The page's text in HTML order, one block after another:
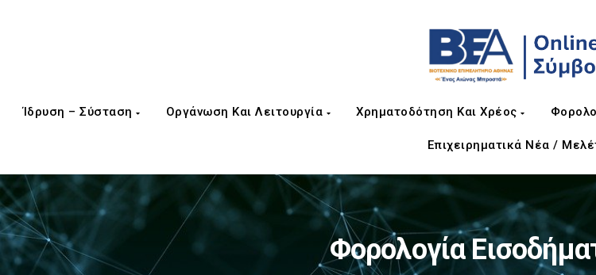
Ίδρυση – Σύσταση Οργάνωση Και Λειτουργία Χρηματοδότηση Και Χρέος
Επιχειρηματικά Νέα /
Φορολογία